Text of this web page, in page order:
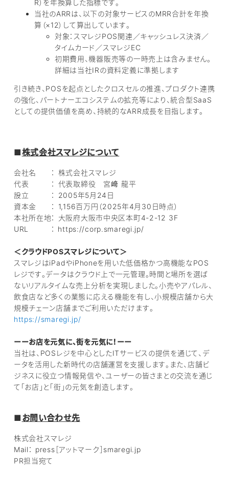
R）を年換算した指標です。
当社のARRは、以下の対象サービスのMRR合計を年換
算（×12）して算出しています。
対象：スマレジPOS関連／キャッシュレス決済／
タイムカード／スマレジEC
初期費用、機器販売等の一時売上は含みません。
詳細は当社IRの資料定義に準拠します
引き続き、POSを起点としたクロスセルの推進、プロダクト連携
の強化、パートナーエコシステムの拡充等により、統合型SaaS
としての提供価値を高め、持続的なARR成長を目指します。
■株式会社スマレジについて
会社名 ： 株式会社スマレジ
代表 ： 代表取締役 宮﨑 龍平
設立 ： 2005年5月24日
資本金 ： 1,156百万円（2025年4月30日時点）
本社所在地： 大阪府大阪市中央区本町4-2-12 3F
URL ： https://corp.smaregi.jp/
＜クラウドPOSスマレジについて＞
スマレジはiPadやiPhoneを用いた低価格かつ高機能なPOS
レジです。データはクラウド上で一元管理。時間と場所を選ば
ないリアルタイムな売上分析を実現しました。小売やアパレル、
飲食店など多くの業態に応える機能を有し、小規模店舗から大
規模チェーン店舗までご利用いただけます。
https://smaregi.jp/
ーーお店を元気に、街を元気に！ーー
当社は、POSレジを中心としたITサービスの提供を通じて、デ
ータを活用した新時代の店舗運営を支援します。また、店舗ビ
ジネスに役立つ情報発信や、ユーザーの皆さまとの交流を通じ
て「お店」と「街」の元気を創造します。
■ お問い合わせ先
株式会社スマレジ
Mail： press［アットマーク］smaregi.jp
PR担当宛て